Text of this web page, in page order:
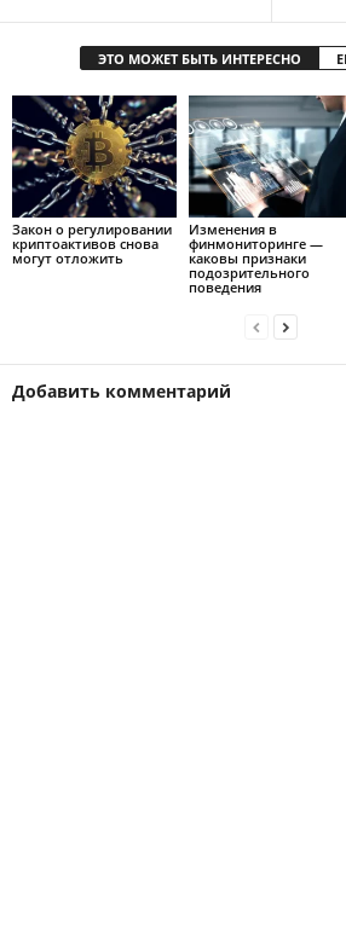
ЭТО МОЖЕТ БЫТЬ ИНТЕРЕСНО
Закон о регулировании
криптоактивов снова
могут отложить
Изменения в
финмониторинге —
каковы признаки
подозрительного
поведения
Добавить комментарий